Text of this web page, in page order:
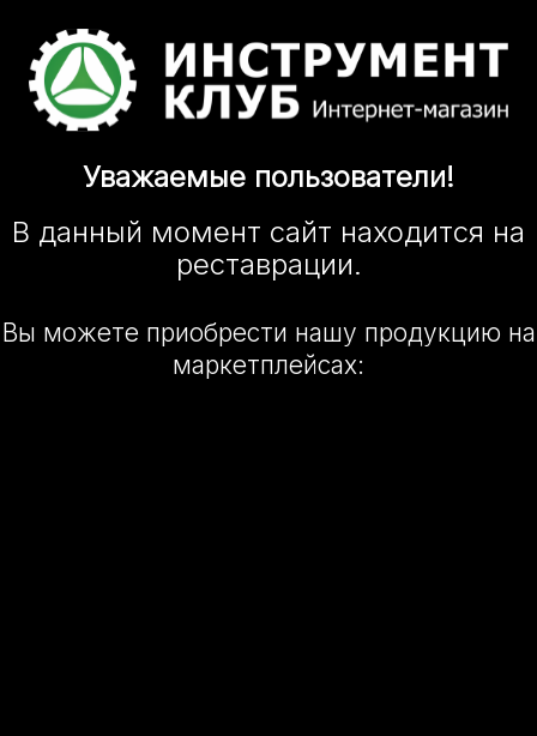
Уважаемые пользователи!
В данный момент сайт находится на
реставрации.
Вы можете приобрести нашу продукцию на
маркетплейсах: